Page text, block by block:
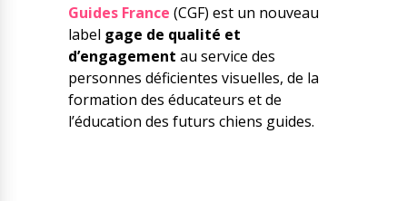
Guides France (CGF) est un nouveau
label gage de qualité et
d’engagement au service des
personnes déficientes visuelles, de la
formation des éducateurs et de
l’éducation des futurs chiens guides.